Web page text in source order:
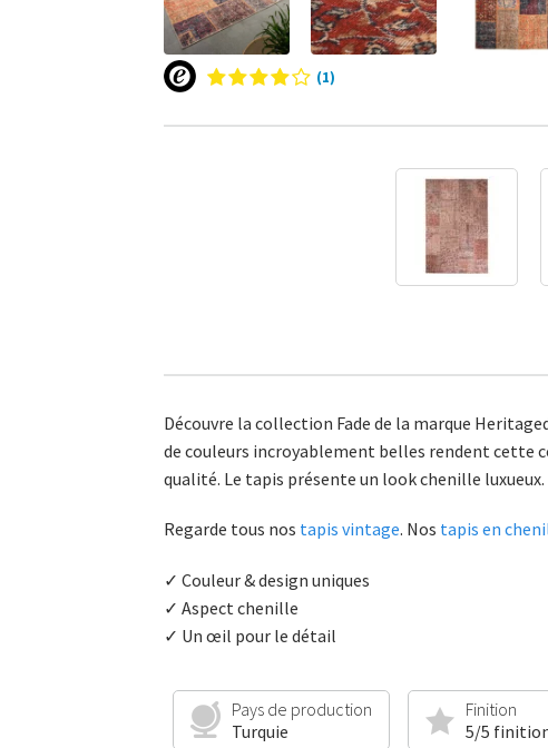
(1)
Découvre la collection Fade de la marque
de couleurs incroyablement belles rendent cette
qualité. Le tapis présente un look chenille luxueux.
Regarde tous nos tapis vintage. Nos tapis en
✓ Couleur & design uniques
✓ Aspect chenille
✓ Un œil pour le détail
Pays de production
Turquie
Finition
5/5